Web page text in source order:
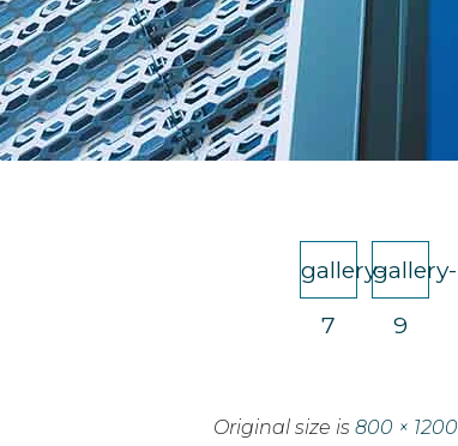
gallery-
7
gallery-
9
Original size is 800 × 1200